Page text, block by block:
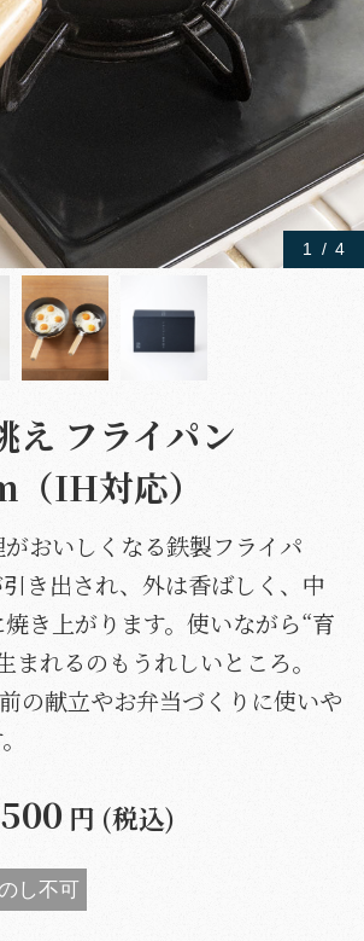
1 / 4
え フライパン
IH対応）
おいしくなる鉄製フライパ
き出され、外は香ばしく、中
き上がります。使いながら“育
まれるのもうれしいところ。
の献立やお弁当づくりに使いや
円 (税込)
し不可